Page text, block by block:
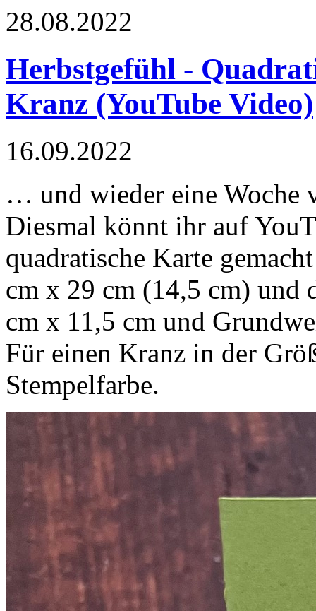
28.08.2022
Herbstgefühl -
Kranz (YouTube Video)
16.09.2022
… und wieder eine Woche
Diesmal könnt ihr auf
quadratische Karte
cm x 29 cm (14,5 cm) und
cm x 11,5 cm und
Für einen Kranz in der
Stempelfarbe.